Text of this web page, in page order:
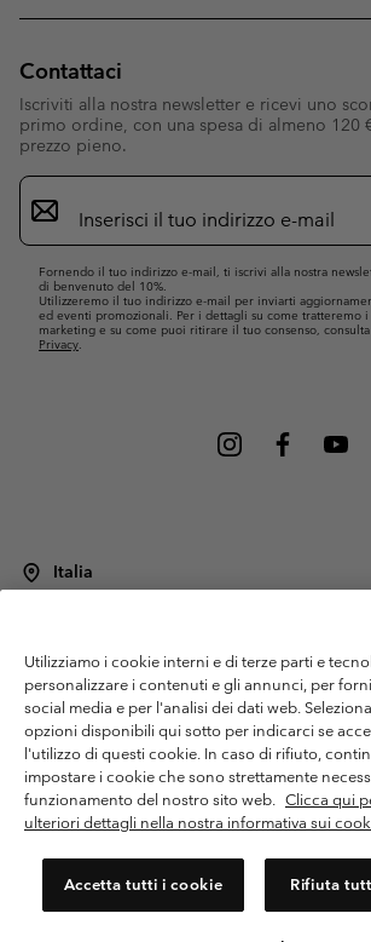
Contattaci
Iscriviti alla nostra newsletter e ricevi uno
primo ordine, con una spesa di almeno 120
prezzo pieno.
Iscrizione
e-
mail
Fornendo il tuo indirizzo e-mail, ti iscrivi alla nostra
di benvenuto del 10%.
Utilizzeremo il tuo indirizzo e-mail per inviarti
ed eventi promozionali. Per i dettagli su come tratteremo
marketing e su come puoi ritirare il tuo consenso,
Privacy
Italia
Termini di utilizzo
Condizioni Generali di Venditaa
Politica sulla privacy
Termini e condizioni del programma di membership
Condizioni di utilizzo dei contenuti generati dagli
Cookies
Public CBCR
Servizio clienti: Lun. - ven. 9:00 - 13:00 & 14:00-
(+)390694804176
Utilizziamo i cookie interni e di terze parti e
personalizzare i contenuti e gli annunci, per
social media e per l'analisi dei dati web.
opzioni disponibili qui sotto per indicarci se
l'utilizzo di questi cookie. In caso di rifiuto,
impostare i cookie che sono strettamente
funzionamento del nostro sito web. Clicca qui
ulteriori dettagli nella nostra informativa sui
Accetta tutti i cookie Rifiuta
Seleziona il paese di spedizione
Shopping online
Italia